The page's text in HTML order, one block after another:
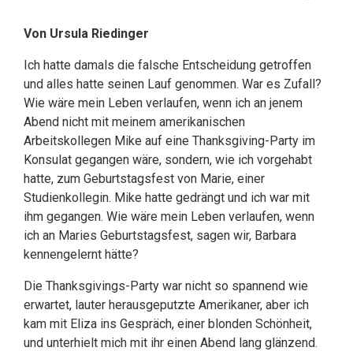
Von Ursula Riedinger
Ich hatte damals die falsche Entscheidung getroffen
und alles hatte seinen Lauf genommen. War es Zufall?
Wie wäre mein Leben verlaufen, wenn ich an jenem
Abend nicht mit meinem amerikanischen
Arbeitskollegen Mike auf eine Thanksgiving-Party im
Konsulat gegangen wäre, sondern, wie ich vorgehabt
hatte, zum Geburtstagsfest von Marie, einer
Studienkollegin. Mike hatte gedrängt und ich war mit
ihm gegangen. Wie wäre mein Leben verlaufen, wenn
ich an Maries Geburtstagsfest, sagen wir, Barbara
kennengelernt hätte?
Die Thanksgivings-Party war nicht so spannend wie
erwartet, lauter herausgeputzte Amerikaner, aber ich
kam mit Eliza ins Gespräch, einer blonden Schönheit,
und unterhielt mich mit ihr einen Abend lang glänzend.